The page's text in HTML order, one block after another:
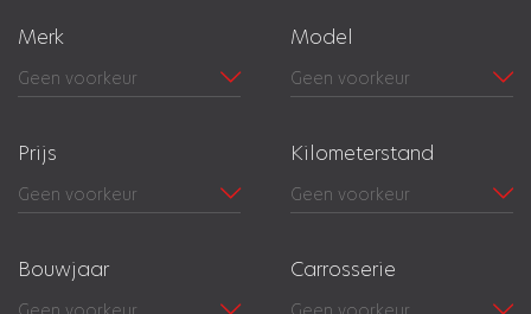
Merk Model
Prijs Kilometerstand
Bouwjaar Carrosserie